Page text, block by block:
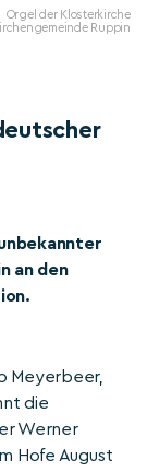
Orgel der Klosterkirche
Ruppin
an den
Meyerbeer,
die
Werner
Hofe August